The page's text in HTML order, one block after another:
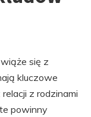
się z
kluczowe
z rodzinami
powinny